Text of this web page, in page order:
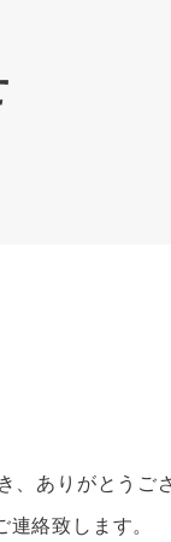
ありがとうご
絡致します。